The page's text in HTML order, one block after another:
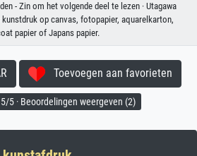
- Zin om het volgende deel te lezen · Utagawa
op canvas, fotopapier, aquarelkarton,
papier of Japans papier.
Toevoegen aan favorieten
5/5 · Beoordelingen weergeven (2)